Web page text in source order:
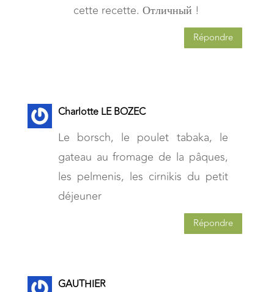
cette recette. Отличный !
Répondre
Charlotte LE BOZEC
Le borsch, le poulet tabaka, le
gateau au fromage de la pâques,
les pelmenis, les cirnikis du petit
déjeuner
Répondre
GAUTHIER